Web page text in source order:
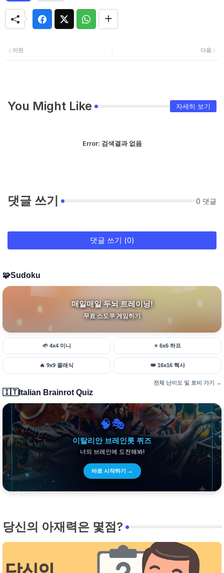
다음
이전
You Might Like 자세히 보기
Error: 검색결과 없음
댓글 쓰기 0 댓글
댓글 쓰기 (0)
🧩Sudoku
매일매일 두뇌 트레이닝!
무료 스도쿠 게임하기
🌱 4x4 미니 ⭐ 6x6 하프
🔥 9x9 클래식 👑 16x16 헥사
전체 난이도 및 로비 가기 →
🇮🇹Italian Brainrot Quiz
🧠🎭
이탈리안 브레인롯 퀴즈
너의 브레인에 도전해봐!
바로 시작하기 →
당신의 아재력은 몇점?